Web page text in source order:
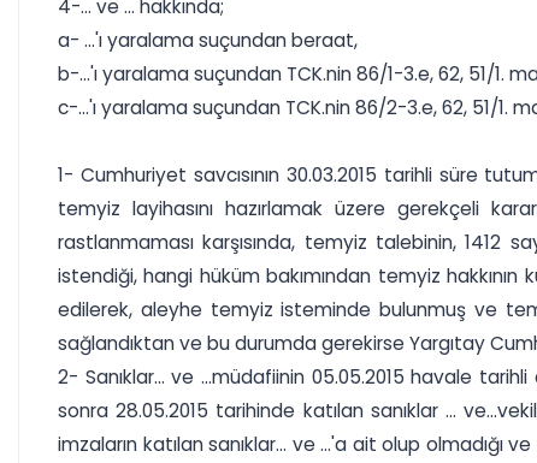
4-... ve ... hakkında;
a- ...'ı yaralama suçundan beraat,
b-...'ı yaralama suçundan TCK.nin 86/1-3.e, 62, 51/1.
c-...'ı yaralama suçundan TCK.nin 86/2-3.e, 62, 51/1.
1- Cumhuriyet savcısının 30.03.2015 tarihli süre
temyiz layihasını hazırlamak üzere gerekçeli
rastlanmaması karşısında, temyiz talebinin, 1412
istendiği, hangi hüküm bakımından temyiz hakkının
edilerek, aleyhe temyiz isteminde bulunmuş ve
sağlandıktan ve bu durumda gerekirse Yargıtay
2- Sanıklar... ve ...müdafiinin 05.05.2015 havale
sonra 28.05.2015 tarihinde katılan sanıklar ...
imzaların katılan sanıklar... ve ...'a ait olup